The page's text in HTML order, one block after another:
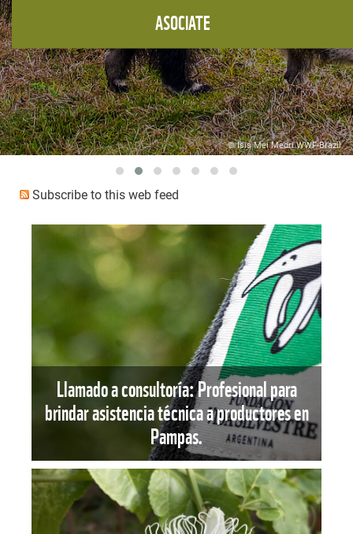
Brazil © Fundación Vida Silvestre
Subscribe to this web feed
Llamado a consultoría: Profesional para
brindar asistencia técnica a productores en
Pampas.